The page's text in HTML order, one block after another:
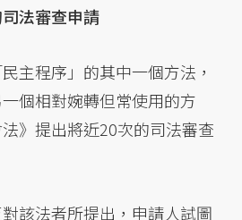
法審查申請
主程序」的其中一個方法，
個相對婉轉但常使用的方
》提出將近20次的司法審查
該法者所提出，申請人試圖